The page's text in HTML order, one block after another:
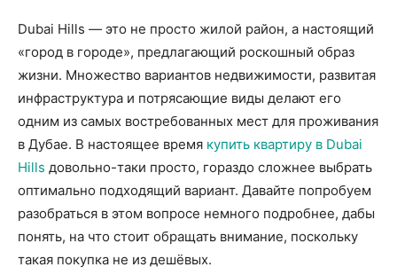
Dubai Hills — это не просто жилой район, а настоящий
«город в городе», предлагающий роскошный образ
жизни. Множество вариантов недвижимости, развитая
инфраструктура и потрясающие виды делают его
одним из самых востребованных мест для проживания
в Дубае. В настоящее время купить квартиру в Dubai
Hills довольно-таки просто, гораздо сложнее выбрать
оптимально подходящий вариант. Давайте попробуем
разобраться в этом вопросе немного подробнее, дабы
понять, на что стоит обращать внимание, поскольку
такая покупка не из дешёвых.